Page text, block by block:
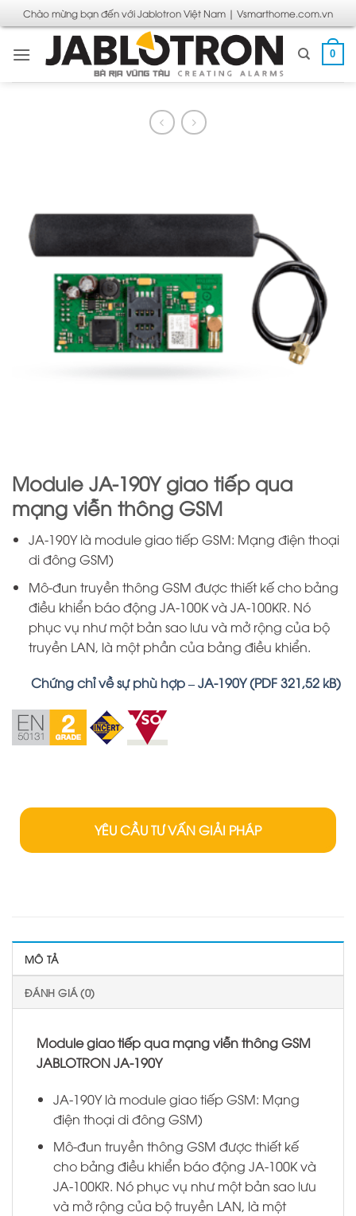
qua
nội
Chào mừng bạn đến với Jablotron Việt Nam | Vsmarthome.com.vn
0
Module JA-190Y giao tiếp qua
mạng viễn thông GSM
JA-190Y là module giao tiếp GSM: Mạng điện thoại
di đông GSM)
Mô-đun truyền thông GSM được thiết kế cho bảng
điều khiển báo động JA-100K và JA-100KR. Nó
phục vụ như một bản sao lưu và mở rộng của bộ
truyền LAN, là một phần của bảng điều khiển.
Chứng chỉ về sự phù hợp – JA-190Y (PDF 321,52 kB)
YÊU CẦU TƯ VẤN GIẢI PHÁP
MÔ TẢ
ĐÁNH GIÁ (0)
Module giao tiếp qua mạng viễn thông GSM
JABLOTRON JA-190Y
JA-190Y là module giao tiếp GSM: Mạng
điện thoại di đông GSM)
Mô-đun truyền thông GSM được thiết kế
cho bảng điều khiển báo động JA-100K và
JA-100KR. Nó phục vụ như một bản sao lưu
và mở rộng của bộ truyền LAN, là một